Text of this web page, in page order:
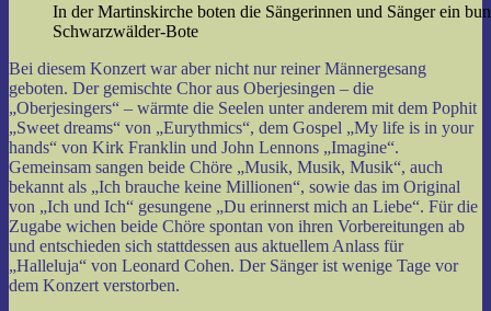
In der Martinskirche boten die Sängerinnen und Sänger ein
Schwarzwälder-Bote
Bei diesem Konzert war aber nicht nur reiner Männergesang
geboten. Der gemischte Chor aus Oberjesingen – die
„Oberjesingers“ – wärmte die Seelen unter anderem mit dem Pophit
„Sweet dreams“ von „Eurythmics“, dem Gospel „My life is in your
hands“ von Kirk Franklin und John Lennons „Imagine“.
Gemeinsam sangen beide Chöre „Musik, Musik, Musik“, auch
bekannt als „Ich brauche keine Millionen“, sowie das im Original
von „Ich und Ich“ gesungene „Du erinnerst mich an Liebe“. Für die
Zugabe wichen beide Chöre spontan von ihren Vorbereitungen ab
und entschieden sich stattdessen aus aktuellem Anlass für
„Halleluja“ von Leonard Cohen. Der Sänger ist wenige Tage vor
dem Konzert verstorben.